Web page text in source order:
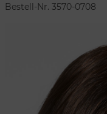
Bestell-Nr. 3570-0708